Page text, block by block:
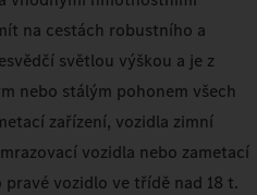
na cestách robustního a
světlou výškou a je z
nebo stálým pohonem všech
zařízení, vozidla zimní
vozidla nebo zametací
vozidlo ve třídě nad 18 t.